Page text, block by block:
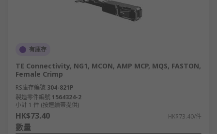
有庫存
TE Connectivity, NG1, MCON, AMP MCP, MQS, FASTON,
Female Crimp
RS庫存編號 304-821P
製造零件編號 1564324-2
小計 1 件 (按連續帶提供)
HK$73.40 HK$73.40/件
數量